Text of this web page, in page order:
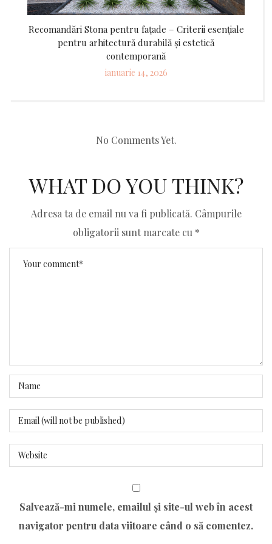
Recomandări Stona pentru fațade – Criterii esențiale
pentru arhitectură durabilă și estetică
contemporană
Posted
ianuarie 14, 2026
No Comments Yet.
WHAT DO YOU THINK?
Adresa ta de email nu va fi publicată. Câmpurile
obligatorii sunt marcate cu *
Salvează-mi numele, emailul și site-ul web în acest
navigator pentru data viitoare când o să comentez.